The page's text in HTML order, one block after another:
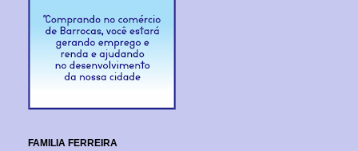
FAMILIA FERREIRA